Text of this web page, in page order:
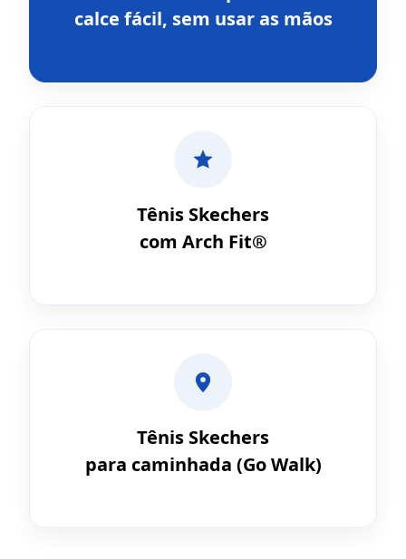
calce fácil, sem usar as mãos
Tênis Skechers
com Arch Fit®
Tênis Skechers
para caminhada (Go Walk)